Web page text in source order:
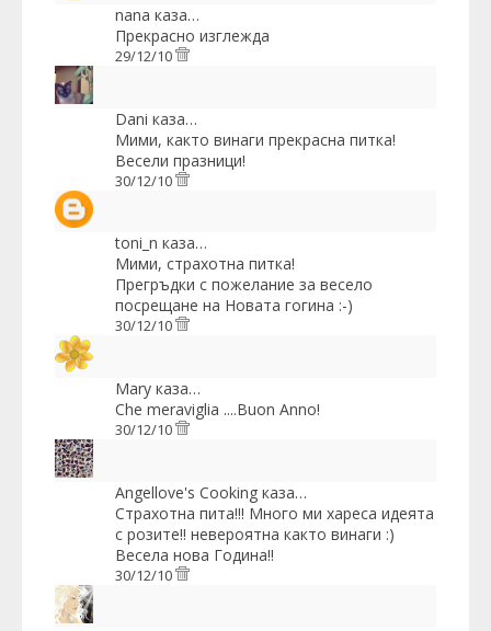
nana каза…
Прекрасно изглежда
29/12/10
Dani каза…
Мими, както винаги прекрасна питка!
Весели празници!
30/12/10
toni_n каза…
Мими, страхотна питка!
Прегръдки с пожелание за весело
посрещане на Новата гогина :-)
30/12/10
Mary каза…
Che meraviglia ....Buon Anno!
30/12/10
Angellove's Cooking каза…
Страхотна пита!!! Много ми хареса идеята
с розите!! невероятна както винаги :)
Весела нова Година!!
30/12/10